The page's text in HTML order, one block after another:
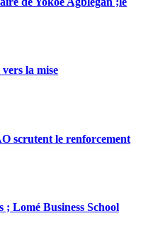
la mise
scrutent le renforcement
Lomé Business School